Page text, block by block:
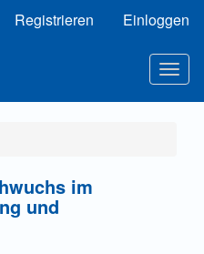
Registrieren Einloggen
im
und